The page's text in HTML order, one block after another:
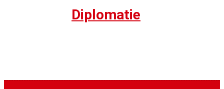
Diplomatie